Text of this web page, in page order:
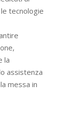
tecnologie
la
assistenza
messa in